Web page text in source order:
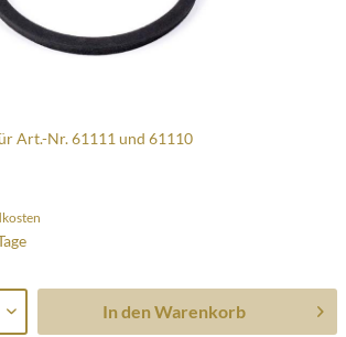
Art.-Nr. 61111 und 61110
In den Warenkorb